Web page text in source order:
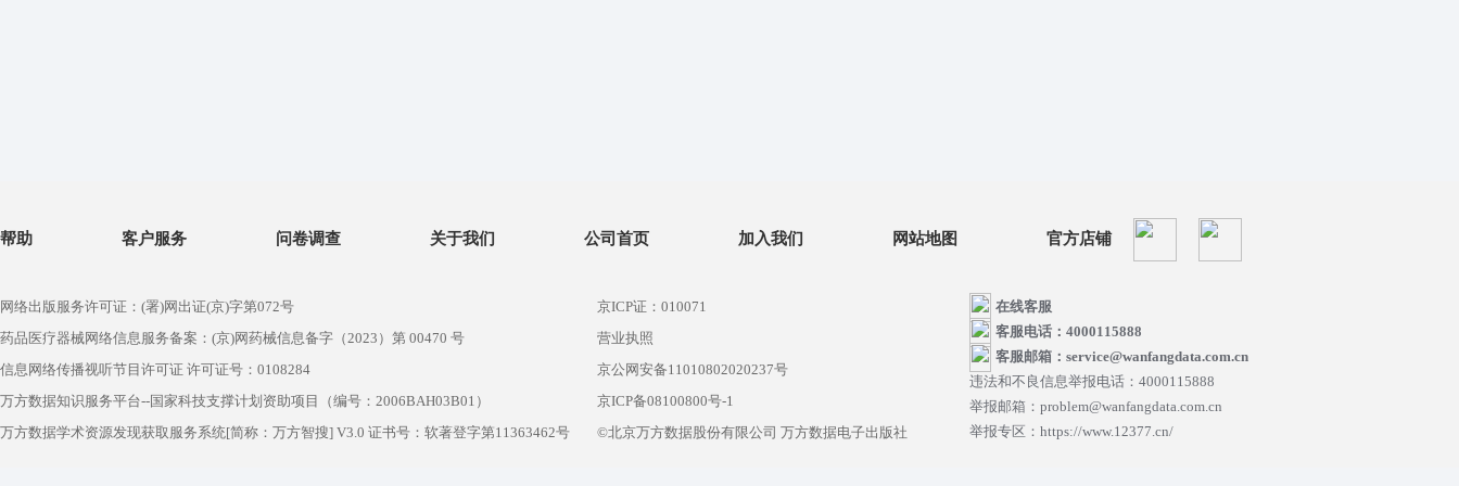
帮助 客户服务 问卷调查 关于我们 公司首页 加入我们 网站地图 官方店铺
网络出版服务许可证：(署)网出证(京)字第072号
药品医疗器械网络信息服务备案：(京)网药械信息备字（2023）第 00470 号
信息网络传播视听节目许可证 许可证号：0108284
万方数据知识服务平台--国家科技支撑计划资助项目（编号：2006BAH03B01）
万方数据学术资源发现获取服务系统[简称：万方智搜] V3.0 证书号：软著登字第11363462号
京ICP证：010071
营业执照
京公网安备11010802020237号
京ICP备08100800号-1
©北京万方数据股份有限公司 万方数据电子出版社
在线客服
客服电话：4000115888
客服邮箱：service@wanfangdata.com.cn
违法和不良信息举报电话：4000115888
举报邮箱：problem@wanfangdata.com.cn
举报专区：https://www.12377.cn/